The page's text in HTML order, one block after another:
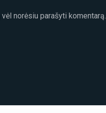
norėsiu parašyti komentarą.